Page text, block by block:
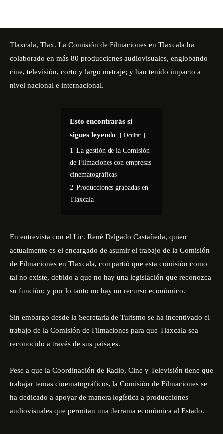
Tlaxcala, Tlax. La Comisión de Filmaciones en Tlaxcala ha
colaborado en más 80 producciones audiovisuales, englobando
cine, televisión, corto y largo metraje; y han tenido impacto a
nivel nacional e internacional.
Esto encontrarás si
sigues leyendo
Ocultar
1 La gestión de la Comisión
de Filmaciones con empresas
cinematográficas
2 Producciones grabadas en
Tlaxcala
En entrevista con el Lic. René Delgado Castañeda, quien
actualmente es el encargado de asumir el trabajo de la Comisión
de Filmaciones en Tlaxcala, compartió que esta comisión como
tal no existe, debido a que no hay una legislación que reconozca
su función; y por lo tanto no hay un recurso económico.
Sin embargo desde la Secretaria de Turismo se ha incentivado el
trabajo de la Comisión de Filmaciones para que Tlaxcala sea
reconocido a través de sus paisajes.
Pese a que la Coordinación de Radio, Cine y Televisión tiene que
trabajar temas cinematográficos, la Comisión de Filmaciones se
ha dedicado a apoyar de manera logística a producciones
audiovisuales que permitan una derrama económica al Estado.